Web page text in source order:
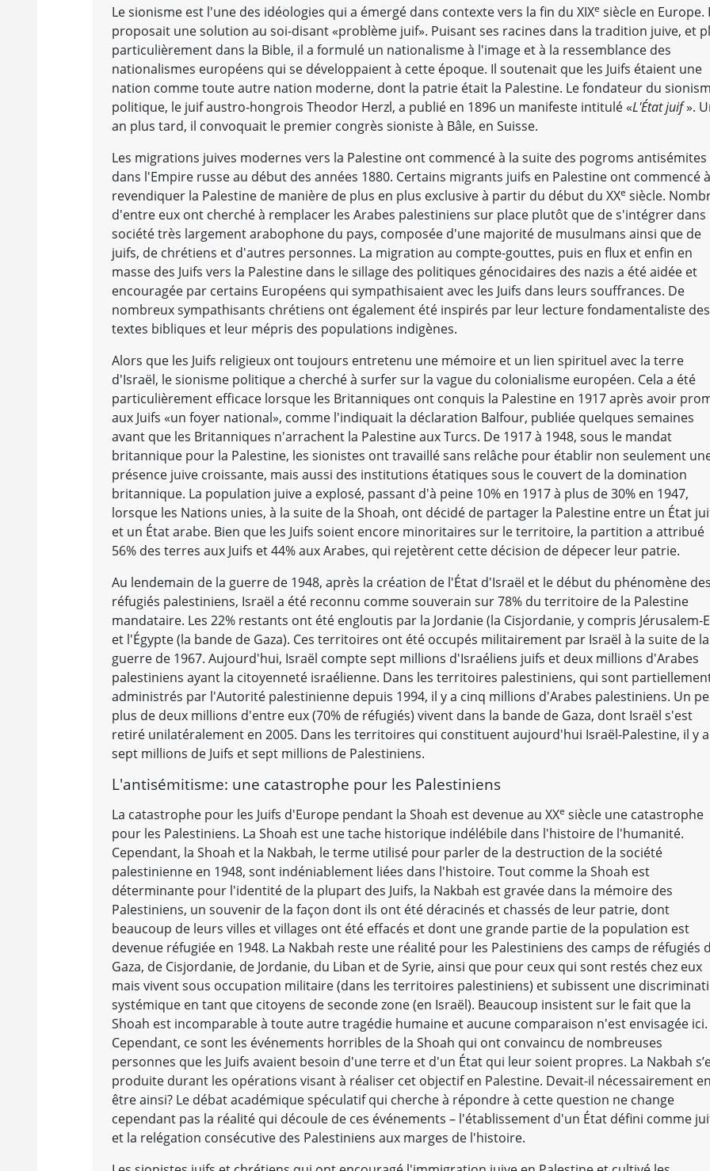
Le sionisme est l'une des idéologies qui a émergé dans contexte vers la fin du XIXe siècle en Europe.
proposait une solution au soi-disant «problème juif». Puisant ses racines dans la tradition juive, et
particulièrement dans la Bible, il a formulé un nationalisme à l'image et à la ressemblance des
nationalismes européens qui se développaient à cette époque. Il soutenait que les Juifs étaient une
nation comme toute autre nation moderne, dont la patrie était la Palestine. Le fondateur du
politique, le juif austro-hongrois Theodor Herzl, a publié en 1896 un manifeste intitulé «L'État juif».
an plus tard, il convoquait le premier congrès sioniste à Bâle, en Suisse.
Les migrations juives modernes vers la Palestine ont commencé à la suite des pogroms antisémites
dans l'Empire russe au début des années 1880. Certains migrants juifs en Palestine ont commencé à
revendiquer la Palestine de manière de plus en plus exclusive à partir du début du XXe siècle.
d'entre eux ont cherché à remplacer les Arabes palestiniens sur place plutôt que de s'intégrer dans
société très largement arabophone du pays, composée d'une majorité de musulmans ainsi que de
juifs, de chrétiens et d'autres personnes. La migration au compte-gouttes, puis en flux et enfin en
masse des Juifs vers la Palestine dans le sillage des politiques génocidaires des nazis a été aidée et
encouragée par certains Européens qui sympathisaient avec les Juifs dans leurs souffrances. De
nombreux sympathisants chrétiens ont également été inspirés par leur lecture fondamentaliste des
textes bibliques et leur mépris des populations indigènes.
Alors que les Juifs religieux ont toujours entretenu une mémoire et un lien spirituel avec la terre
d'Israël, le sionisme politique a cherché à surfer sur la vague du colonialisme européen. Cela a été
particulièrement efficace lorsque les Britanniques ont conquis la Palestine en 1917 après avoir
aux Juifs «un foyer national», comme l'indiquait la déclaration Balfour, publiée quelques semaines
avant que les Britanniques n'arrachent la Palestine aux Turcs. De 1917 à 1948, sous le mandat
britannique pour la Palestine, les sionistes ont travaillé sans relâche pour établir non seulement
présence juive croissante, mais aussi des institutions étatiques sous le couvert de la domination
britannique. La population juive a explosé, passant d'à peine 10% en 1917 à plus de 30% en 1947,
lorsque les Nations unies, à la suite de la Shoah, ont décidé de partager la Palestine entre un État
et un État arabe. Bien que les Juifs soient encore minoritaires sur le territoire, la partition a attribué
56% des terres aux Juifs et 44% aux Arabes, qui rejetèrent cette décision de dépecer leur patrie.
Au lendemain de la guerre de 1948, après la création de l'État d'Israël et le début du phénomène des
réfugiés palestiniens, Israël a été reconnu comme souverain sur 78% du territoire de la Palestine
mandataire. Les 22% restants ont été engloutis par la Jordanie (la Cisjordanie, y compris Jérusalem-
et l'Égypte (la bande de Gaza). Ces territoires ont été occupés militairement par Israël à la suite de la
guerre de 1967. Aujourd'hui, Israël compte sept millions d'Israéliens juifs et deux millions d'Arabes
palestiniens ayant la citoyenneté israélienne. Dans les territoires palestiniens, qui sont
administrés par l'Autorité palestinienne depuis 1994, il y a cinq millions d'Arabes palestiniens. Un
plus de deux millions d'entre eux (70% de réfugiés) vivent dans la bande de Gaza, dont Israël s'est
retiré unilatéralement en 2005. Dans les territoires qui constituent aujourd'hui Israël-Palestine, il y a
sept millions de Juifs et sept millions de Palestiniens.
L'antisémitisme: une catastrophe pour les Palestiniens
La catastrophe pour les Juifs d'Europe pendant la Shoah est devenue au XXe siècle une catastrophe
pour les Palestiniens. La Shoah est une tache historique indélébile dans l'histoire de l'humanité.
Cependant, la Shoah et la Nakbah, le terme utilisé pour parler de la destruction de la société
palestinienne en 1948, sont indéniablement liées dans l'histoire. Tout comme la Shoah est
déterminante pour l'identité de la plupart des Juifs, la Nakbah est gravée dans la mémoire des
Palestiniens, un souvenir de la façon dont ils ont été déracinés et chassés de leur patrie, dont
beaucoup de leurs villes et villages ont été effacés et dont une grande partie de la population est
devenue réfugiée en 1948. La Nakbah reste une réalité pour les Palestiniens des camps de réfugiés
Gaza, de Cisjordanie, de Jordanie, du Liban et de Syrie, ainsi que pour ceux qui sont restés chez eux
mais vivent sous occupation militaire (dans les territoires palestiniens) et subissent une
systémique en tant que citoyens de seconde zone (en Israël). Beaucoup insistent sur le fait que la
Shoah est incomparable à toute autre tragédie humaine et aucune comparaison n'est envisagée ici.
Cependant, ce sont les événements horribles de la Shoah qui ont convaincu de nombreuses
personnes que les Juifs avaient besoin d'une terre et d'un État qui leur soient propres. La Nakbah
produite durant les opérations visant à réaliser cet objectif en Palestine. Devait-il nécessairement en
être ainsi? Le débat académique spéculatif qui cherche à répondre à cette question ne change
cependant pas la réalité qui découle de ces événements – l'établissement d'un État défini comme
et la relégation consécutive des Palestiniens aux marges de l'histoire.